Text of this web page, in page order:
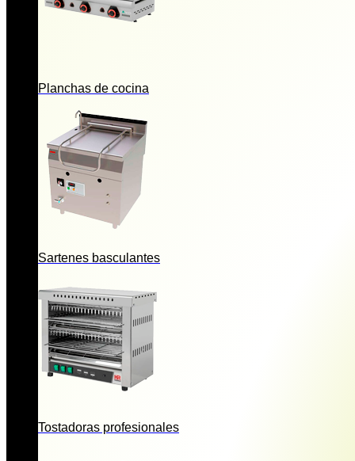
Planchas de cocina
Sartenes basculantes
Tostadoras profesionales